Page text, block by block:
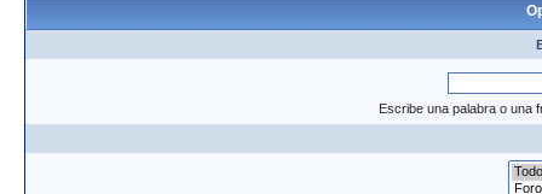
Escribe una palabra o una